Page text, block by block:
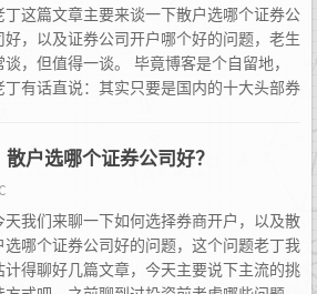
丁这篇文章主要来谈一下散户选哪个证券公
好，以及证券公司开户哪个好的问题，老生
谈，但值得一谈。 毕竟博客是个自留地，
丁有话直说：其实只要是国内的十大头部券
户选哪个证券公司好？
天我们来聊一下如何选择券商开户，以及散
选哪个证券公司好的问题，这个问题老丁我
计得聊好几篇文章，今天主要说下主流的挑